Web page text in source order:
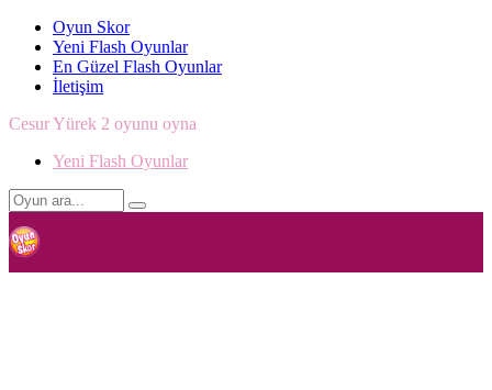
Oyun Skor
Yeni Flash Oyunlar
En Güzel Flash Oyunlar
İletişim
Cesur Yürek 2 oyunu oyna
Yeni Flash Oyunlar